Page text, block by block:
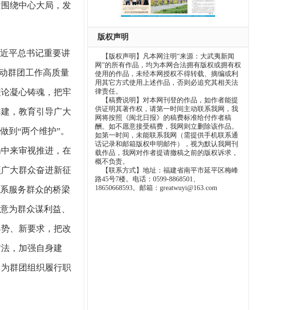
绕中心大局，发
平总书记重要讲
群团工作高质量
凝心铸魂，把牢
，教育引导广大
到“两个维护”。
来审视推进，在
大群众奋进新征
服务群众的桥梁
为群众谋利益、
、新要求，把改
，加强自身建
群团组织履行职
版权声明
【版权声明】凡本网注明“来源：大武夷新闻
网”的所有作品，均为本网合法拥有版权或拥有权
使用的作品，未经本网授权不得转载、摘编或利
用其它方式使用上述作品，否则必追究其相关法
律责任。
【稿费说明】对本网刊登的作品，如作者能提
供证明其著作权，请第一时间主动联系我网，我
网将按照《闽北日报》的稿费标准给付作者稿
酬。如不愿意接受稿费，我网则立删除该作品。
如第一时间，未能联系我网（需提供手机联系通
话记录和邮箱版权申明邮件），视为默认我网刊
载作品，我网对作者提请撤稿之前的版权诉求，
概不负责。
【联系方式】地址：福建省南平市延平区梅峰
路45号7楼。电话：0599-8868501、
18650668593。邮箱：greatwuyi@163.com